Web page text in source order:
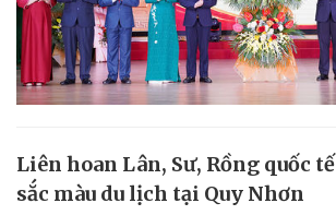
Liên hoan Lân, Sư, Rồng quốc
sắc màu du lịch tại Quy Nhơn